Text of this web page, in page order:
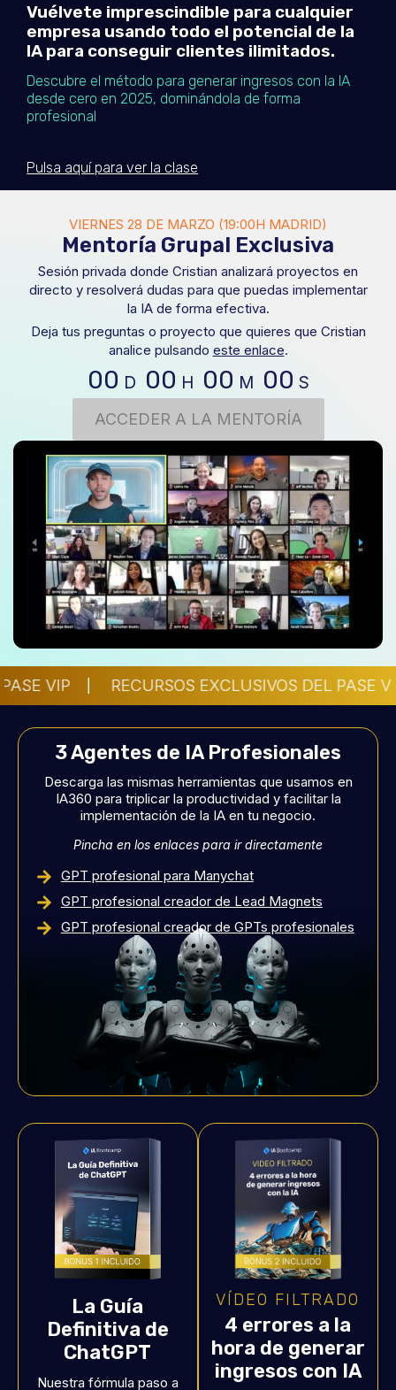
Vuélvete imprescindible para cualquier
empresa usando todo el potencial de la
IA para conseguir clientes ilimitados.
Descubre el método para generar ingresos con la IA
desde cero en 2025, dominándola de forma
profesional
Pulsa aquí para ver la clase
VIERNES 28 DE MARZO (19:00H MADRID)
Mentoría Grupal Exclusiva
Sesión privada donde Cristian analizará proyectos en
directo y resolverá dudas para que puedas implementar
la IA de forma efectiva.
Deja tus preguntas o proyecto que quieres que Cristian
analice pulsando este enlace.
00 D 00 H 00 M 00 S
ACCEDER A LA MENTORÍA
VIP RECURSOS EXCLUSIVOS DEL PASE
3 Agentes de IA Profesionales
Descarga las mismas herramientas que usamos en
IA360 para triplicar la productividad y facilitar la
implementación de la IA en tu negocio.
Pincha en los enlaces para ir directamente
GPT profesional para Manychat
GPT profesional creador de Lead Magnets
GPT profesional creador de GPTs profesionales
La Guía
Definitiva de
ChatGPT
Nuestra fórmula paso a
VÍDEO FILTRADO
4 errores a la
hora de generar
ingresos con IA